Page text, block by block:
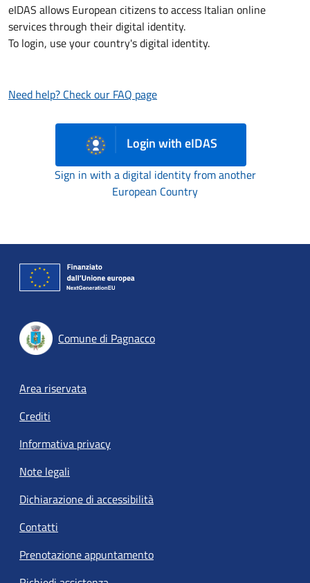
eIDAS allows European citizens to access Italian online
services through their digital identity.
To login, use your country's digital identity.
Need help? Check our FAQ page
Login with eIDAS
Sign in with a digital identity from another
European Country
Comune di Pagnacco
Footer menu
Area riservata
Crediti
Informativa privacy
Note legali
Dichiarazione di accessibilità
Contatti
Prenotazione appuntamento